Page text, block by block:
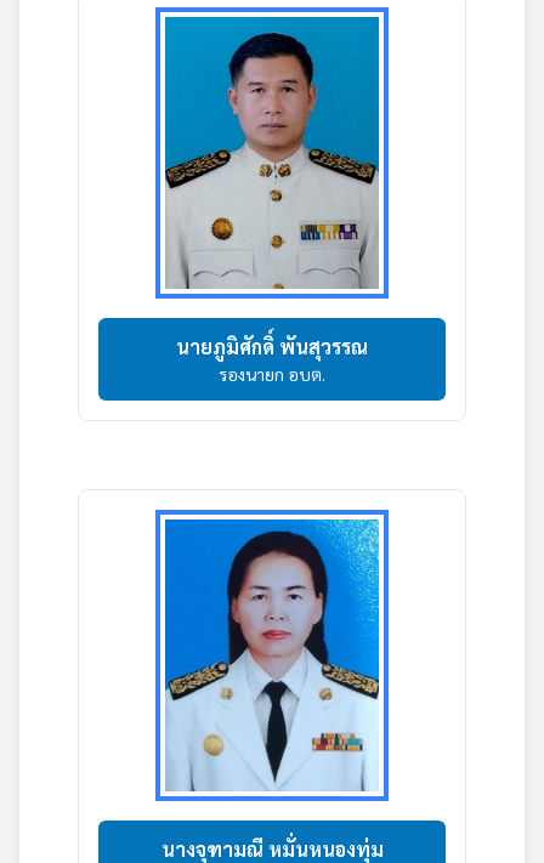
นายภูมิศักดิ์ พันสุวรรณ
รองนายก อบต.
นางจุฑามณี หมั่นหนองทุ่ม